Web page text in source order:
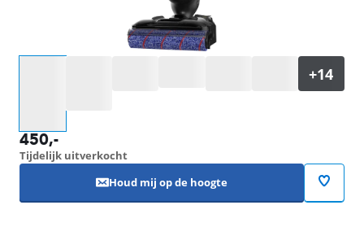
450,-
Tijdelijk uitverkocht
Houd mij op de hoogte